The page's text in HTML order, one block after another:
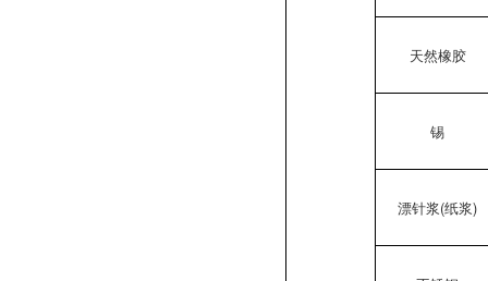
天然橡胶
锡
漂针浆(纸浆)